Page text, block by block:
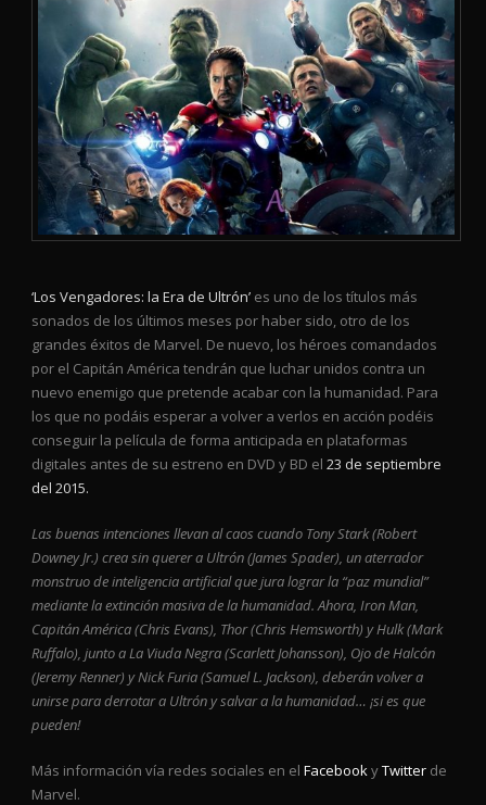
‘Los Vengadores: la Era de Ultrón’ es uno de los títulos más
sonados de los últimos meses por haber sido, otro de los
grandes éxitos de Marvel. De nuevo, los héroes comandados
por el Capitán América tendrán que luchar unidos contra un
nuevo enemigo que pretende acabar con la humanidad. Para
los que no podáis esperar a volver a verlos en acción podéis
conseguir la película de forma anticipada en plataformas
digitales antes de su estreno en DVD y BD el 23 de septiembre
del 2015.
Las buenas intenciones llevan al caos cuando Tony Stark (Robert
Downey Jr.) crea sin querer a Ultrón (James Spader), un aterrador
monstruo de inteligencia artificial que jura lograr la “paz mundial”
mediante la extinción masiva de la humanidad. Ahora, Iron Man,
Capitán América (Chris Evans), Thor (Chris Hemsworth) y Hulk (Mark
Ruffalo), junto a La Viuda Negra (Scarlett Johansson), Ojo de Halcón
(Jeremy Renner) y Nick Furia (Samuel L. Jackson), deberán volver a
unirse para derrotar a Ultrón y salvar a la humanidad… ¡si es que
pueden!
Más información vía redes sociales en el FacebookyTwitter de
Marvel.